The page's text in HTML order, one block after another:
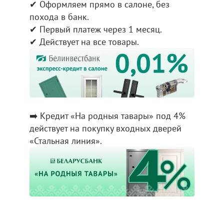
✔ Оформляем прямо в салоне, без
похода в банк.
✔ Первый платеж через 1 месяц.
✔ Действует на все товары.
➡️ Кредит «На родныя тавары» под 4%
действует на покупку входных дверей
«Стальная линия».